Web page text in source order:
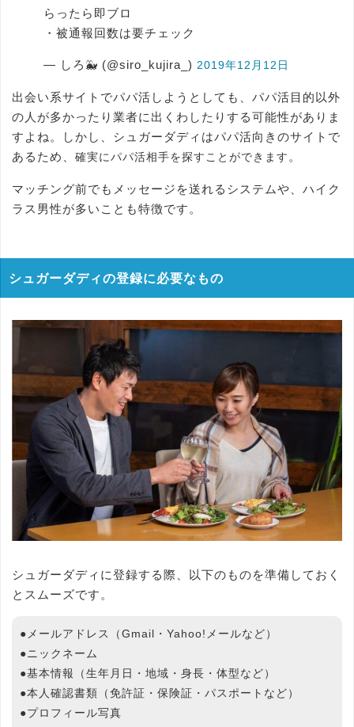
らったら即ブロ
・被通報回数は要チェック
— しろ🐳 (@siro_kujira_) 2019年12月12日
出会い系サイトでパパ活しようとしても、パパ活目的以外
の人が多かったり業者に出くわしたりする可能性がありま
すよね。しかし、シュガーダディはパパ活向きのサイトで
あるため、 確実にパパ活相手を探すことができます。
マッチング前でもメッセージを送れるシステムや、ハイク
ラス男性が多いことも特徴です。
シュガーダディの登録に必要なもの
シュガーダディに登録する際、以下のものを準備しておく
とスムーズです。
●メールアドレス（Gmail・Yahoo!メールなど）
●ニックネーム
●基本情報（生年月日・地域・身長・体型など）
●本人確認書類（免許証・保険証・パスポートなど）
●プロフィール写真